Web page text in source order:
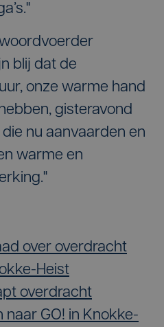
blij dat de
onze warme hand
gisteravond
nu aanvaarden en
warme en
over overdracht
Heist
overdracht
GO! in Knokke-